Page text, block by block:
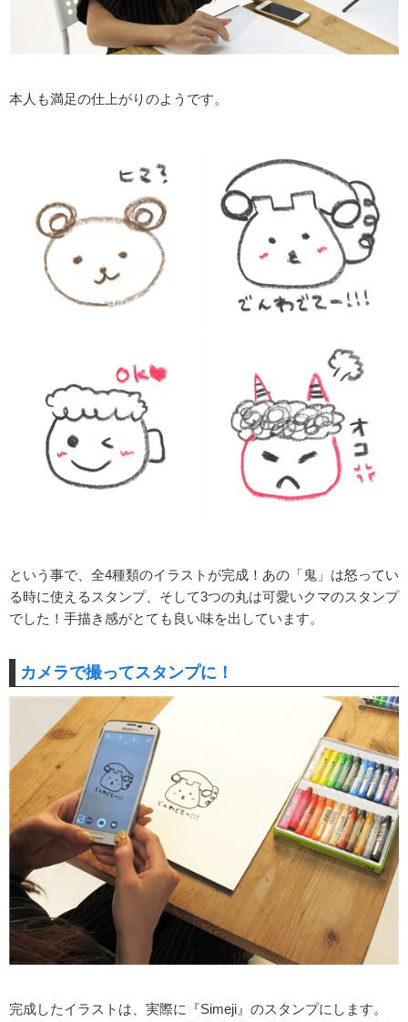
本人も満足の仕上がりのようです。
という事で、全4種類のイラストが完成！あの「鬼」は怒ってい
る時に使えるスタンプ、そして3つの丸は可愛いクマのスタンプ
でした！手描き感がとても良い味を出しています。
カメラで撮ってスタンプに！
完成したイラストは、実際に『Simeji』のスタンプにします。